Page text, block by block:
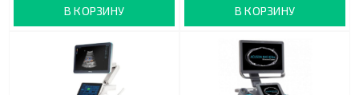
В КОРЗИНУ В КОРЗИНУ